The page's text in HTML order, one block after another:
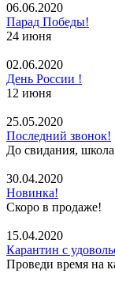
06.06.2020
Парад Победы!
24 июня
02.06.2020
День России !
12 июня
25.05.2020
Последний звонок!
До свидания,
30.04.2020
Новинка!
Скоро в продаже!
15.04.2020
Карантин с
Проведи время на